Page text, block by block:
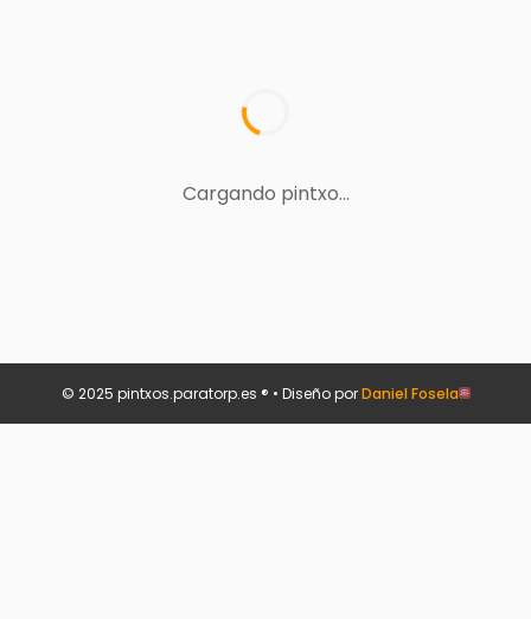
Cargando pintxo...
© 2025 pintxos.paratorp.es ® • Diseño porDaniel Fosela